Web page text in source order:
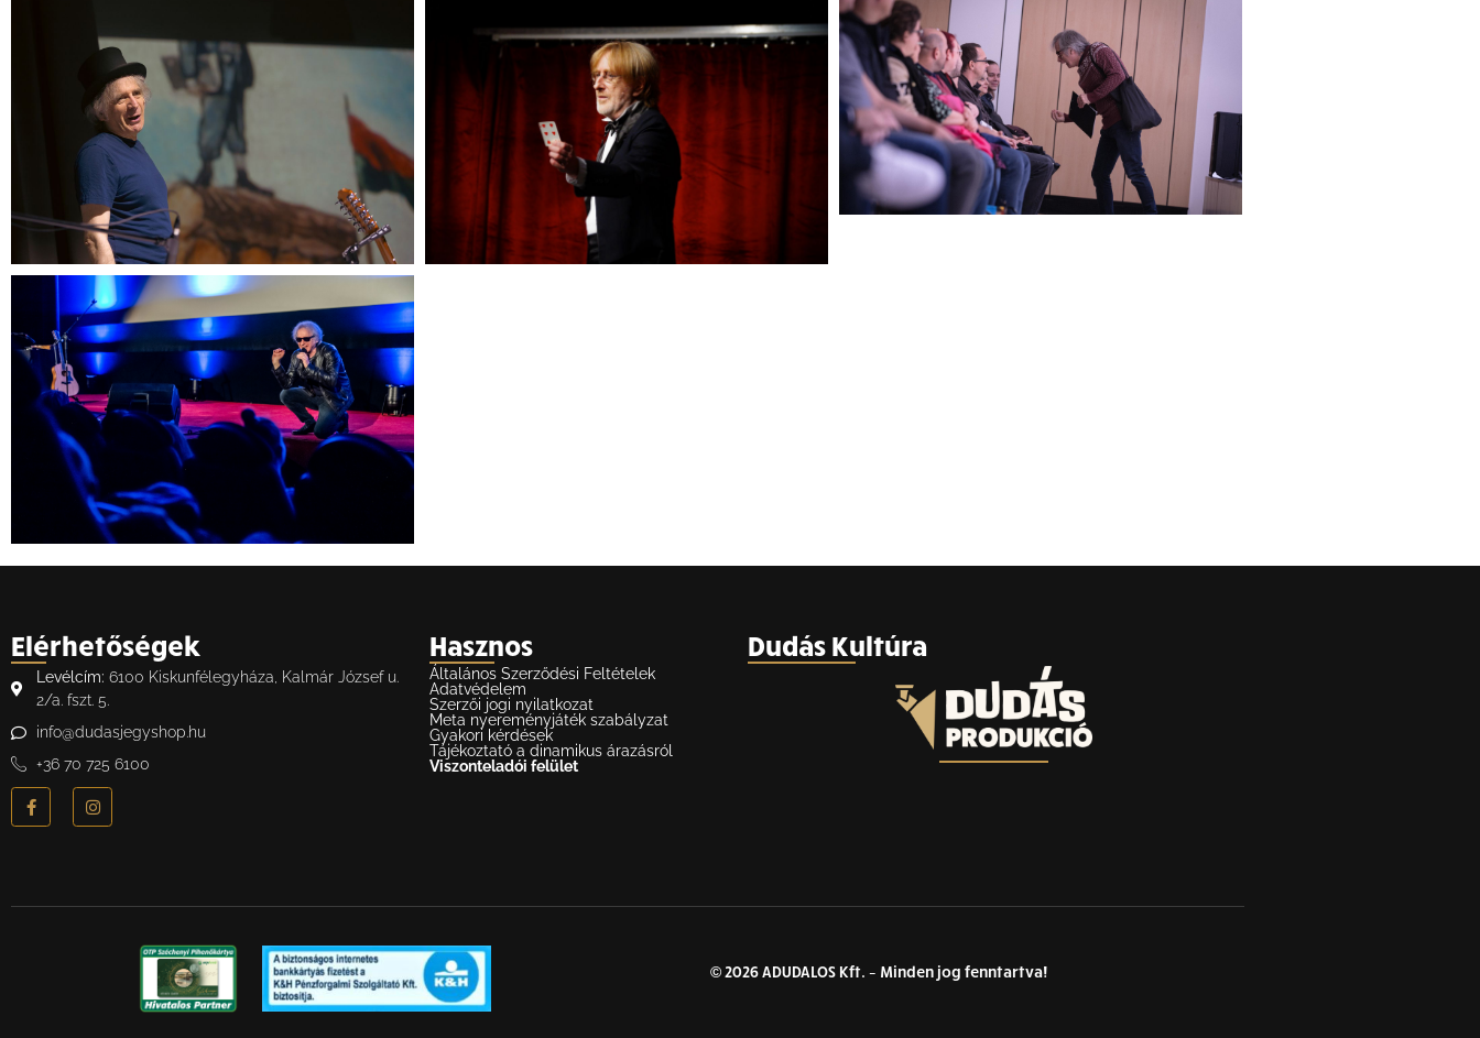
Elérhetőségek
Levélcím: 6100 Kiskunfélegyháza, Kalmár József u.
2/a. fszt. 5.
info@dudasjegyshop.hu
+36 70 725 6100
Hasznos
Általános Szerződési Feltételek
Adatvédelem
Szerzői jogi nyilatkozat
Meta nyereményjáték szabályzat
Gyakori kérdések
Tájékoztató a dinamikus árazásról
Viszonteladói felület
Dudás Kultúra
© 2026 ADUDALOS Kft. – Minden jog fenntartva!